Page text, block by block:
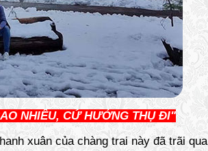
NHIÊU, CỨ HƯỞNG THỤ ĐI"
xuân của chàng trai này đã trãi qua